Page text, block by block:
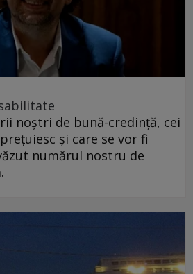
noștri de bună-credință, cei
și care se vor fi
numărul nostru de